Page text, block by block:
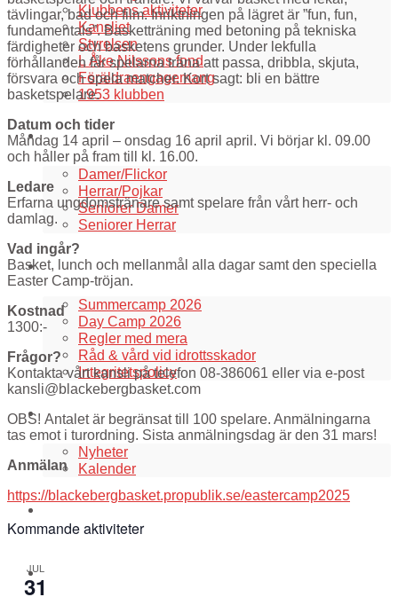
Klubbens aktiviteter
Kansliet
Styrelsen
L Åke Nilssons fond
Föräldraengagemang
1953 klubben
Våra lag
Damer/Flickor
Herrar/Pojkar
Seniorer Damer
Seniorer Herrar
Information
Summercamp 2026
Day Camp 2026
Regler med mera
Råd & vård vid idrottsskador
Integritetspolicy
Aktuellt i klubben
Nyheter
Kalender
WEBBSHOP
Kontakt
tävlingar, bad och film. Inriktningen på lägret är ”fun, fun,
fundamentals”. Basketträning med betoning på tekniska
färdigheter och basketens grunder. Under lekfulla
förhållanden får spelarna träna att passa, dribbla, skjuta,
försvara och spela matcher. Kort sagt: bli en bättre
basketspelare.
Datum och tider
Måndag 14 april – onsdag 16 april april. Vi börjar kl. 09.00
och håller på fram till kl. 16.00.
Ledare
Erfarna ungdomstränare samt spelare från vårt herr- och
damlag.
Vad ingår?
Basket, lunch och mellanmål alla dagar samt den speciella
Easter Camp-tröjan.
Kostnad
1300:-
Frågor?
Kontakta vårt kansli på telefon 08-386061 eller via e-post
kansli@blackebergbasket.com
OBS! Antalet är begränsat till 100 spelare. Anmälningarna
tas emot i turordning. Sista anmälningsdag är den 31 mars!
Anmälan
https://blackebergbasket.propublik.se/eastercamp2025
Kommande aktiviteter
JUL
31